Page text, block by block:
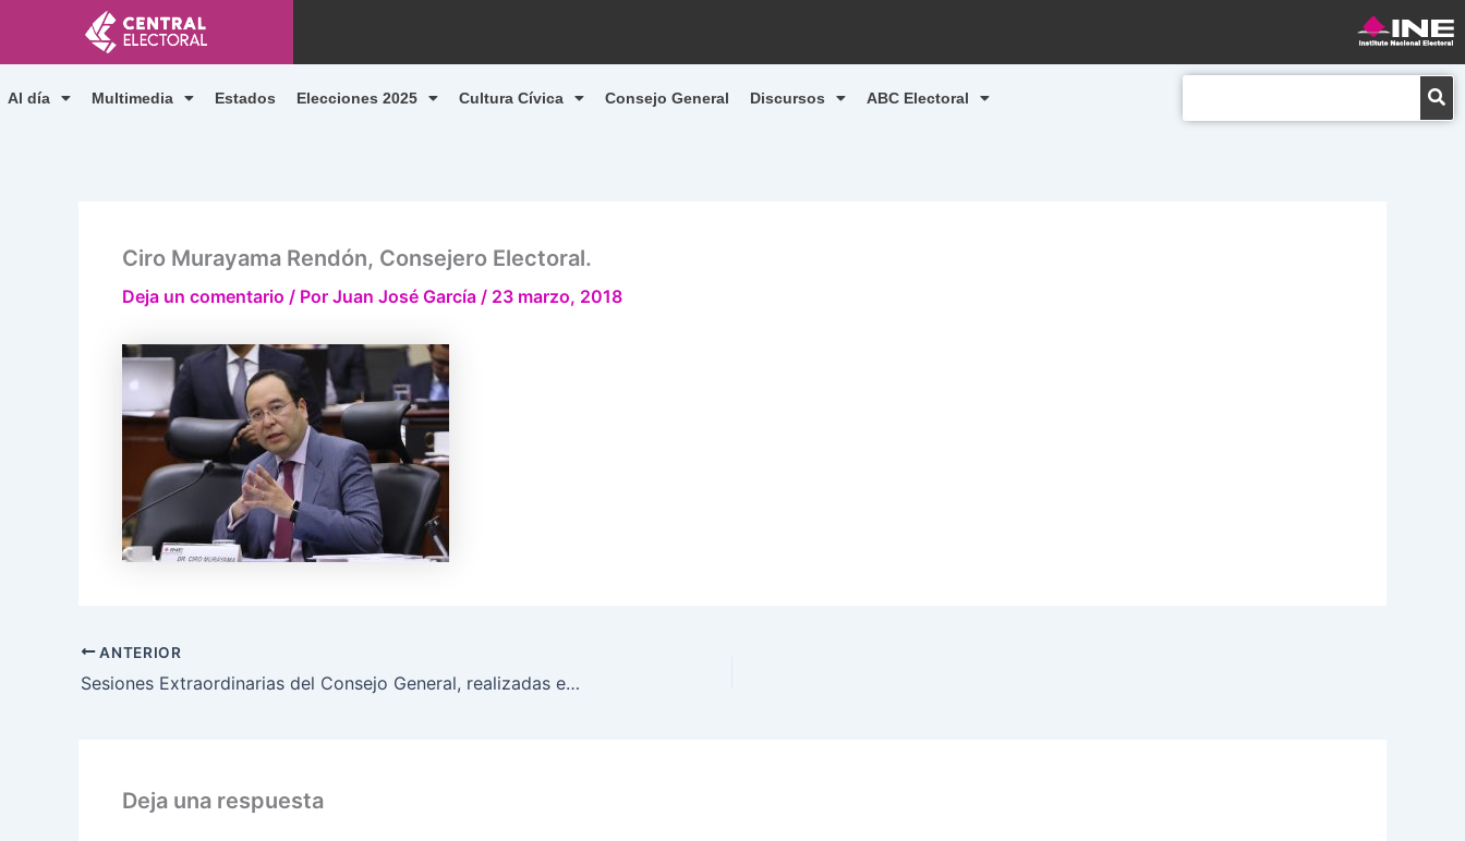
contenido
Al día Multimedia Estados Elecciones 2025 Cultura Cívica Consejo General Discursos ABC Electoral
Ciro Murayama Rendón, Consejero Electoral.
Deja un comentario / Por Juan José García / 23 marzo, 2018
ANTERIOR
Sesiones Extraordinarias del Consejo General, realizadas el día 23 de marzo de 2018
Deja una respuesta